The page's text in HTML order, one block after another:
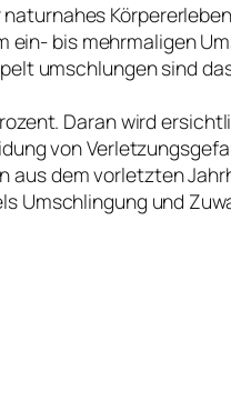
ein- bis mehrmaligen
umschlungen sind
Daran wird
von
aus dem vorletzten
Umschlingung und